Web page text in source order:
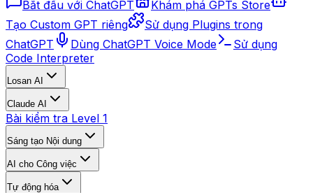
Bắt đầu với ChatGPT
Khám phá GPTs Store
Tạo Custom GPT riêng
Sử dụng Plugins trong
ChatGPT
Dùng ChatGPT Voice Mode
Sử dụng
Code Interpreter
Losan AI
Claude AI
Bài kiểm tra Level 1
Sáng tạo Nội dung
AI cho Công việc
Tự động hóa